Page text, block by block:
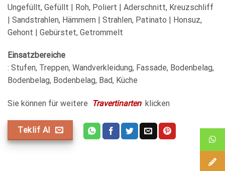
Ungefüllt, Gefüllt | Roh, Poliert | Aderschnitt, Kreuzschliff
| Sandstrahlen, Hämmern | Strahlen, Patinato | Honsuz,
Gehont | Gebürstet, Getrommelt
Einsatzbereiche
: Stufen, Treppen, Wandverkleidung, Fassade, Bodenbelag,
Bodenbelag, Bodenbelag, Bad, Küche
Sie können für weitere Travertinarten klicken
Teklif Al